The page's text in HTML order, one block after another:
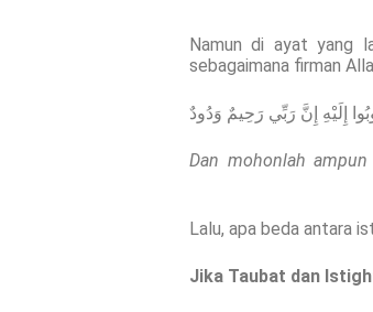
Namun di ayat yang
sebagaimana firman
إِلَيْهِ إِنَّ رَبِّي رَحِيمٌ وَدُودٌ
Dan mohonlah ampun
Lalu, apa beda antara
Jika Taubat dan